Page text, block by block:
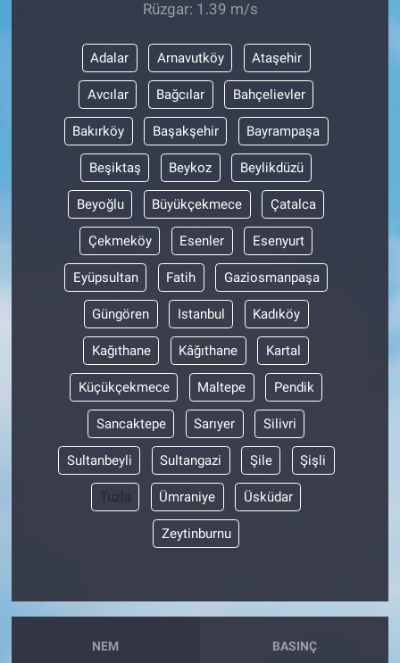
Rüzgar: 1.39 m/s
Adalar Arnavutköy Ataşehir
Avcılar Bağcılar Bahçelievler
Bakırköy Başakşehir Bayrampaşa
Beşiktaş Beykoz Beylikdüzü
Beyoğlu Büyükçekmece Çatalca
Çekmeköy Esenler Esenyurt
Eyüpsultan Fatih Gaziosmanpaşa
Güngören Istanbul Kadıköy
Kağıthane Kâğıthane Kartal
Küçükçekmece Maltepe Pendik
Sancaktepe Sarıyer Silivri
Sultanbeyli Sultangazi Şile Şişli
Tuzla Ümraniye Üsküdar
Zeytinburnu
NEM BASINÇ